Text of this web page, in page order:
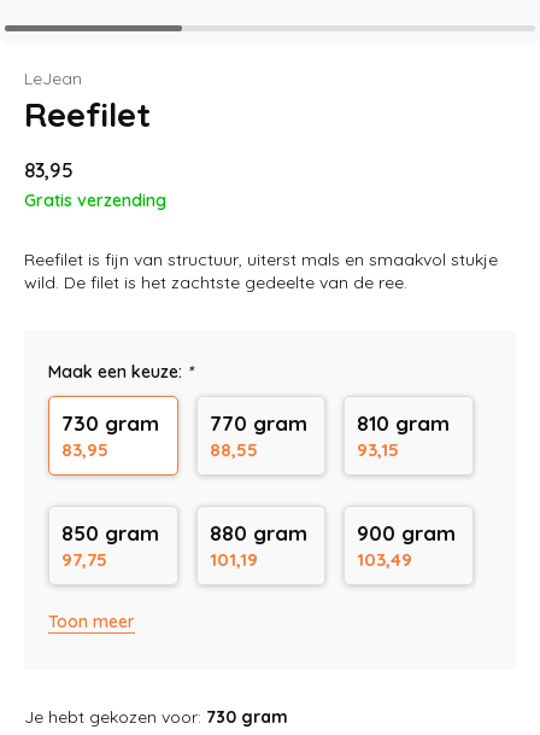
LeJean
Reefilet
83,95
Gratis verzending
Reefilet is fijn van structuur, uiterst mals en smaakvol stukje
wild. De filet is het zachtste gedeelte van de ree.
Maak een keuze: *
730 gram
83,95
770 gram
88,55
810 gram
93,15
850 gram
97,75
880 gram
101,19
900 gram
103,49
Toon meer
Je hebt gekozen voor: 730 gram